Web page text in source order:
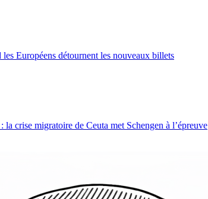
les Européens détournent les nouveaux billets
la crise migratoire de Ceuta met Schengen à l’épreuve